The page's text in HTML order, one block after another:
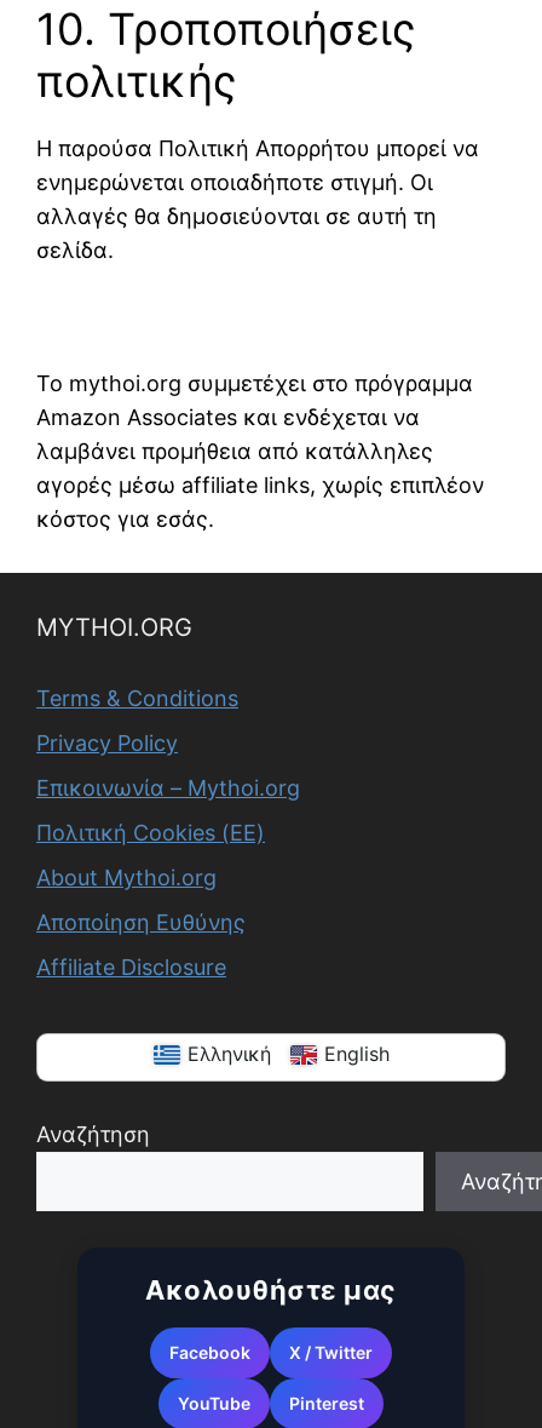
10. Τροποποιήσεις
πολιτικής
Η παρούσα Πολιτική Απορρήτου μπορεί να
ενημερώνεται οποιαδήποτε στιγμή. Οι
αλλαγές θα δημοσιεύονται σε αυτή τη
σελίδα.
Το mythoi.org συμμετέχει στο πρόγραμμα
Amazon Associates και ενδέχεται να
λαμβάνει προμήθεια από κατάλληλες
αγορές μέσω affiliate links, χωρίς επιπλέον
κόστος για εσάς.
MYTHOI.ORG
Terms & Conditions
Privacy Policy
Επικοινωνία – Mythoi.org
Πολιτική Cookies (ΕΕ)
About Mythoi.org
Αποποίηση Ευθύνης
Affiliate Disclosure
Ελληνική English
Αναζήτηση
Ακολουθήστε μας
Facebook X / Twitter
YouTube Pinterest